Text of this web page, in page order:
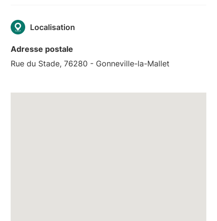
Localisation
Adresse postale
Rue du Stade, 76280 - Gonneville-la-Mallet